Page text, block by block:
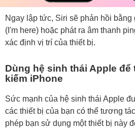
Ngay lập tức, Siri sẽ phản hồi
(I'm here) hoặc phát ra âm thanh
xác định vị trí của thiết bị.
Dùng hệ sinh thái Apple để
kiếm iPhone
Sức mạnh của hệ sinh thái Apple
các thiết bị của bạn có thể tương
phép bạn sử dụng một thiết bị này